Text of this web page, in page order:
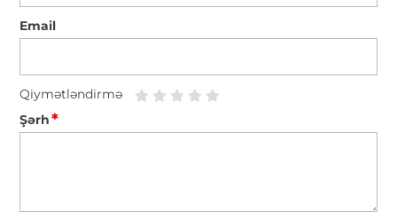
Email
Qiymətləndirmə
Şərh*